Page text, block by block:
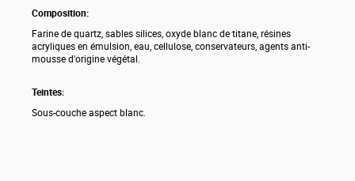
Composition:
Farine de quartz, sables silices, oxyde blanc de titane, résines
acryliques en émulsion, eau, cellulose, conservateurs, agents anti-
mousse d'origine végétal.
Teintes:
Sous-couche aspect blanc.